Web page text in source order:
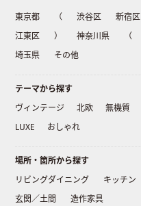
東京都 （ 渋谷区 新宿区
江東区
） 神奈川県 （
埼玉県
その他
テーマから探す
ヴィンテージ
北欧 無機質
LUXE
おしゃれ
場所・箇所から探す
リビングダイニング
キッチン
玄関／土間
造作家具